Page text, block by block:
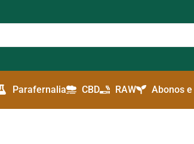
Parafernalia CBD RAW Abonos